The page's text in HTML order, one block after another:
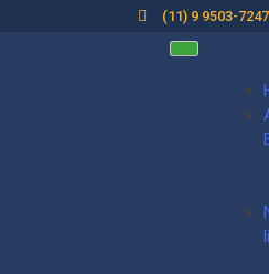
(11) 9 9503-7247